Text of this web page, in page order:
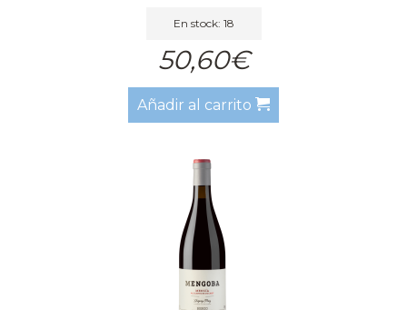
En stock: 18
50,60€
Añadir al carrito